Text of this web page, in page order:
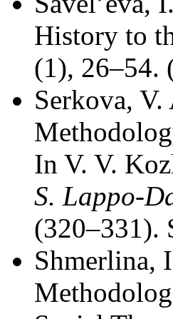
History to
(1), 26–54.
Serkova,
In V. V.
S. Lappo-
(320–331).
Shmerlina,